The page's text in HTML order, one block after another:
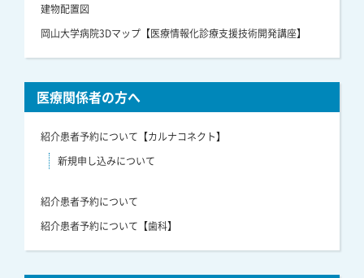
建物配置図
岡山大学病院3Dマップ【医療情報化診療支援技術開発講座】
医療関係者の方へ
紹介患者予約について【カルナコネクト】
新規申し込みについて
紹介患者予約について
紹介患者予約について【歯科】